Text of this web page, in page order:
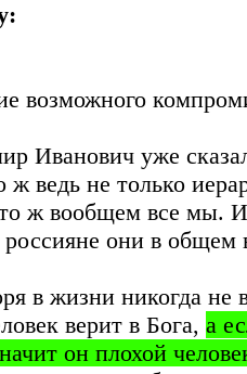
возможного
Иванович уже
ж ведь не только
ж вообщем все мы.
россияне они в общем
в жизни никогда не
верит в Бога, а
он плохой